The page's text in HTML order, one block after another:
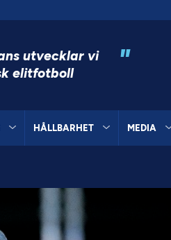
utvecklar vi
elitfotboll
"
HÅLLBARHET MEDIA